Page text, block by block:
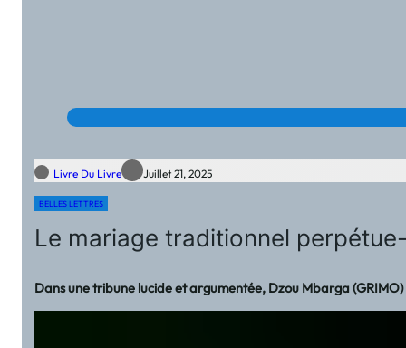
Livre Du Livre Juillet 21, 2025
BELLES LETTRES
Le mariage traditionnel
Dans une tribune lucide et argumentée, Dzou Mbarga